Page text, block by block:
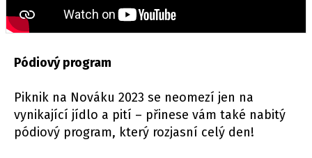
Pódiový program
Piknik na Nováku 2023 se neomezí jen na
vynikající jídlo a pití – přinese vám také nabitý
pódiový program, který rozjasní celý den!